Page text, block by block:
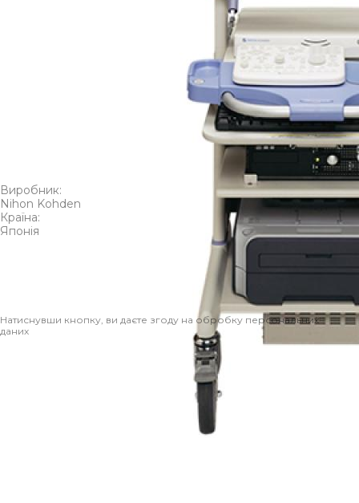
Залиште заявку на товар, щоб ми проконсультували вас та
Виробник:
Nihon Kohden
Країна:
Японія
Відправити
Натиснувши кнопку, ви даєте згоду на обробку персональних
даних